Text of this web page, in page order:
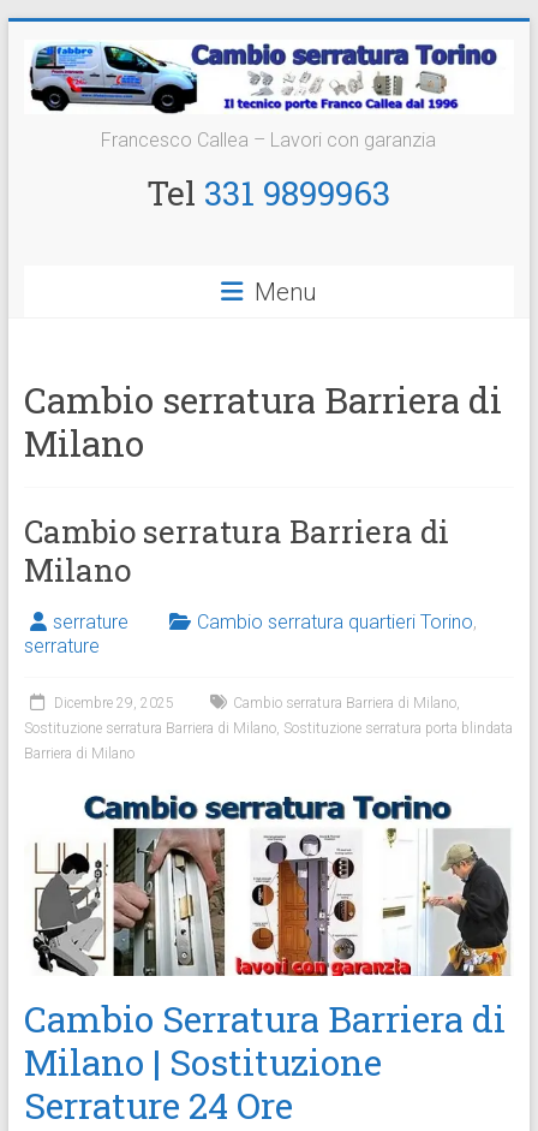
contenuto
Cambio
Serratura
Francesco Callea – Lavori con garanzia
Tel 331 9899963
Menu
Cambio serratura Barriera di
Milano
Cambio serratura Barriera di
Milano
serrature Cambio serratura quartieri Torino,
serrature
Dicembre 29, 2025 Cambio serratura Barriera di Milano,
Sostituzione serratura Barriera di Milano, Sostituzione serratura porta blindata
Barriera di Milano
Cambio Serratura Barriera di
Milano | Sostituzione
Serrature 24 Ore